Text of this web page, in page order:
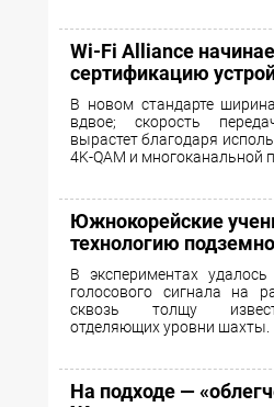
Wi-Fi Alliance
сертификацию
В новом стандарте
вдвое; скорость
вырастет благодаря
4K-QAM и многоканальной
Южнокорейские
технологию
В экспериментах
голосового сигнала на
сквозь толщу
отделяющих уровни шахты.
На подходе —